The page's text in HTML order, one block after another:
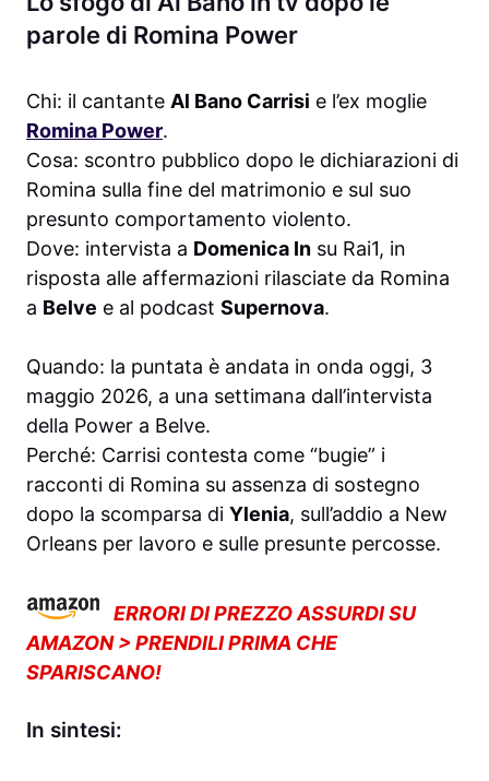
parole di Romina Power
Chi: il cantante Al Bano Carrisi e l’ex moglie
Romina Power.
Cosa: scontro pubblico dopo le dichiarazioni di
Romina sulla fine del matrimonio e sul suo
presunto comportamento violento.
Dove: intervista a Domenica In su Rai1, in
risposta alle affermazioni rilasciate da Romina
a Belve e al podcast Supernova.
Quando: la puntata è andata in onda oggi, 3
maggio 2026, a una settimana dall’intervista
della Power a Belve.
Perché: Carrisi contesta come “bugie” i
racconti di Romina su assenza di sostegno
dopo la scomparsa di Ylenia, sull’addio a New
Orleans per lavoro e sulle presunte percosse.
ERRORI DI PREZZO ASSURDI SU
AMAZON > PRENDILI PRIMA CHE
SPARISCANO!
In sintesi: